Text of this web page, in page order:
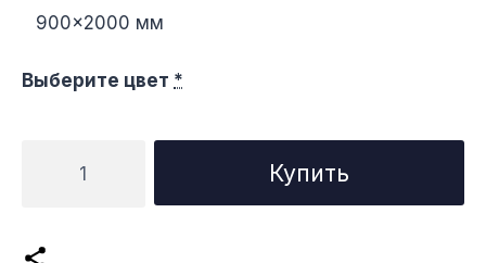
900×2000 мм
Выберите цвет *
товара
Азимут
Купить